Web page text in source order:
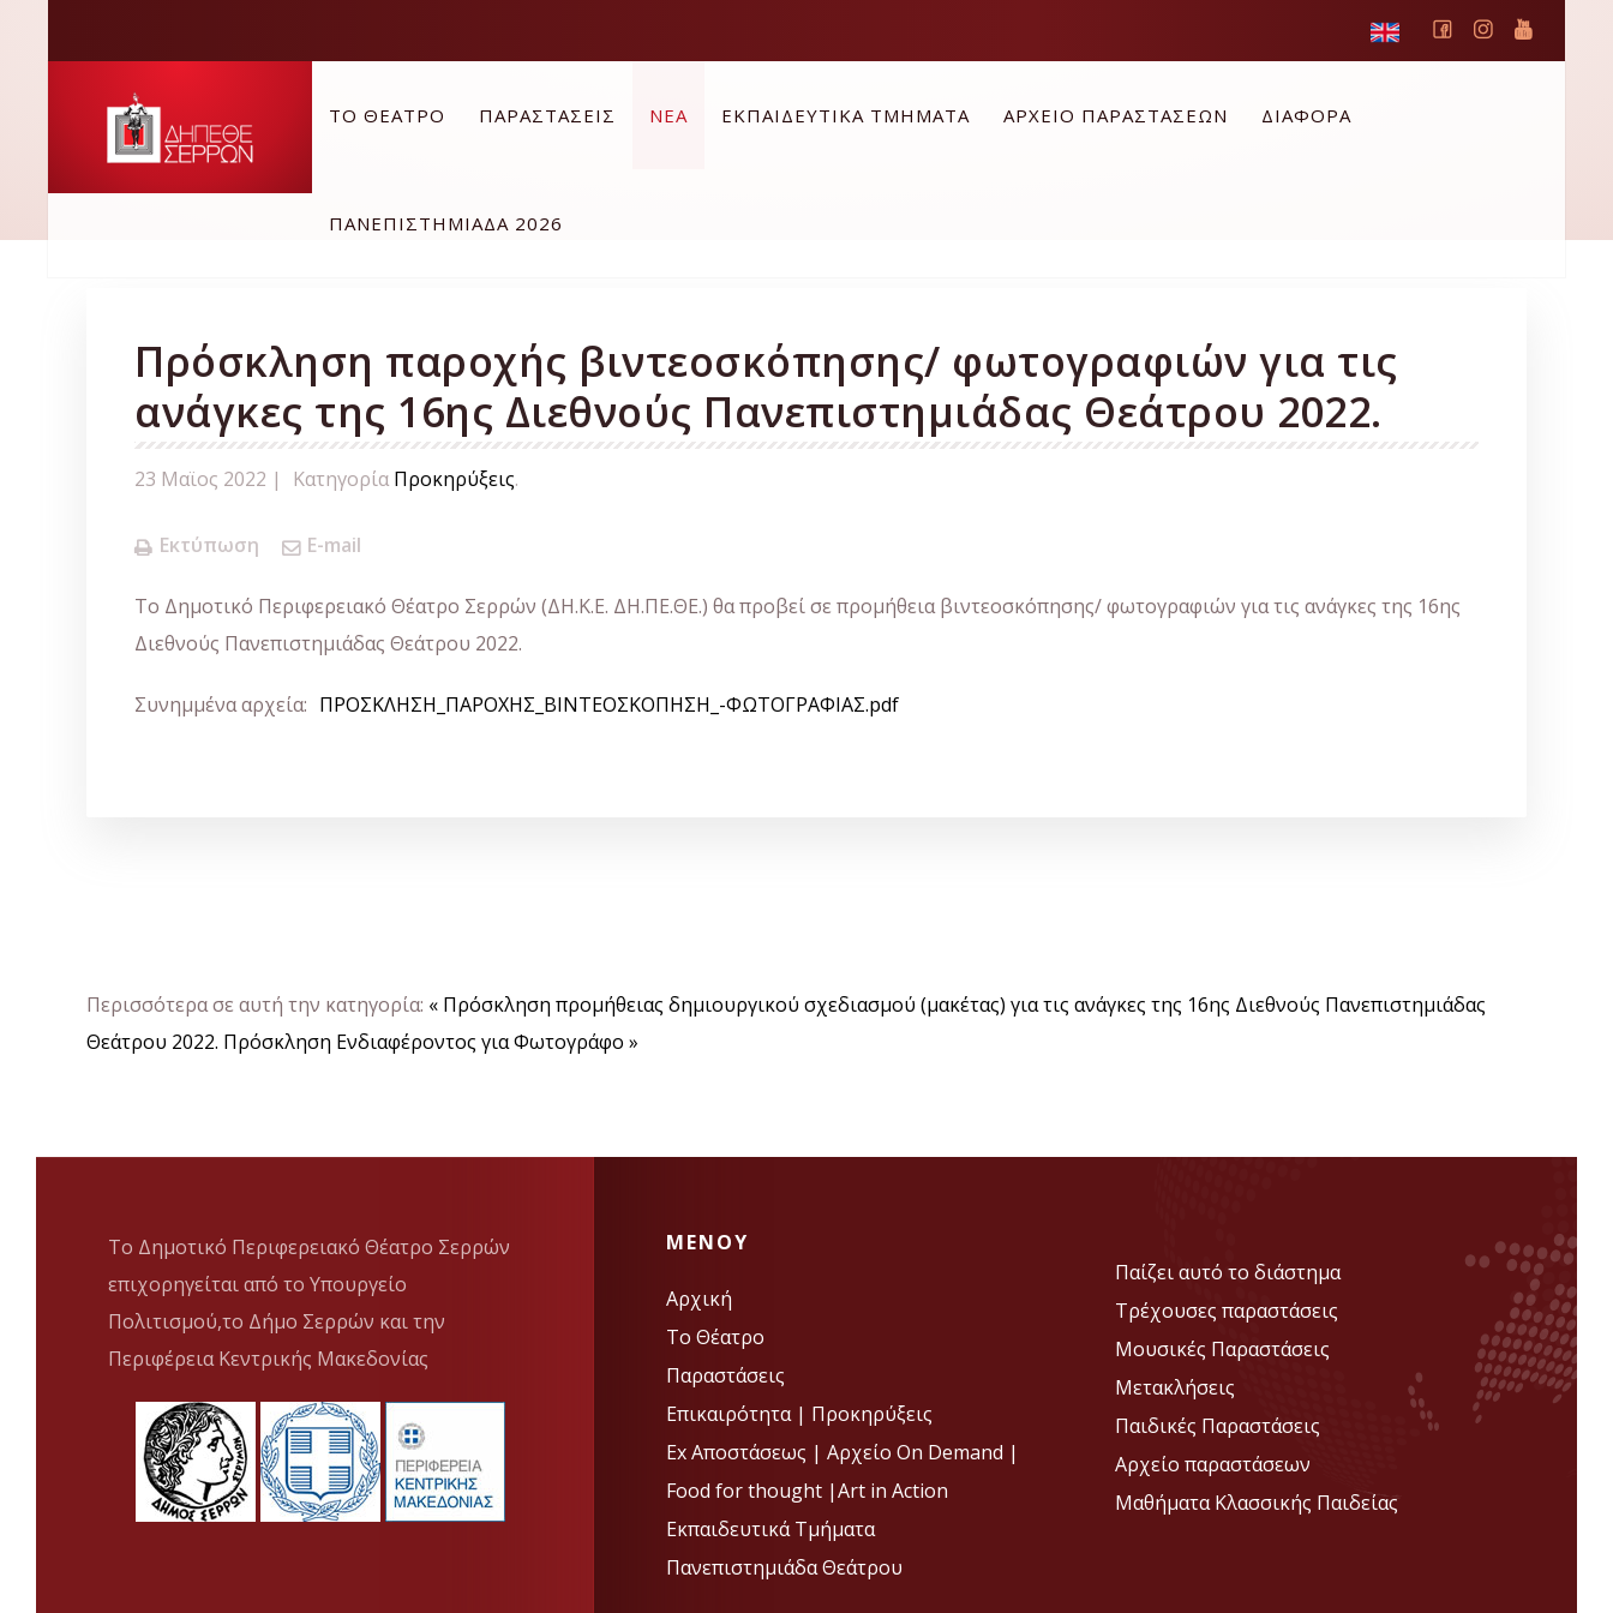
ΤΟ ΘΕΑΤΡΟ ΠΑΡΑΣΤΑΣΕΙΣ ΝΕΑ ΕΚΠΑΙΔΕΥΤΙΚΑ ΤΜΗΜΑΤΑ ΑΡΧΕΙΟ ΠΑΡΑΣΤΑΣΕΩΝ ΔΙΑΦΟΡΑ
ΠΑΝΕΠΙΣΤΗΜΙΑΔΑ 2026
Πρόσκληση παροχής βιντεοσκόπησης/ φωτογραφιών για τις
ανάγκες της 16ης Διεθνούς Πανεπιστημιάδας Θεάτρου 2022.
23 Μαϊος 2022 | Κατηγορία Προκηρύξεις.
Εκτύπωση E-mail
Το Δημοτικό Περιφερειακό Θέατρο Σερρών (ΔΗ.Κ.Ε. ΔΗ.ΠΕ.ΘΕ.) θα προβεί σε προμήθεια βιντεοσκόπησης/ φωτογραφιών για τις ανάγκες της 16ης
Διεθνούς Πανεπιστημιάδας Θεάτρου 2022.
Συνημμένα αρχεία: ΠΡΟΣΚΛΗΣΗ_ΠΑΡΟΧΗΣ_ΒΙΝΤΕΟΣΚΟΠΗΣΗ_-ΦΩΤΟΓΡΑΦΙΑΣ.pdf
Περισσότερα σε αυτή την κατηγορία: « Πρόσκληση προμήθειας δημιουργικού σχεδιασμού (μακέτας) για τις ανάγκες της 16ης Διεθνούς Πανεπιστημιάδας
Θεάτρου 2022. Πρόσκληση Ενδιαφέροντος για Φωτογράφο »
Το Δημοτικό Περιφερειακό Θέατρο Σερρών
επιχορηγείται από το Υπουργείο
Πολιτισμού,το Δήμο Σερρών και την
Περιφέρεια Κεντρικής Μακεδονίας
MENOY
Αρχική
Το Θέατρο
Παραστάσεις
Επικαιρότητα | Προκηρύξεις
Ex Αποστάσεως | Αρχείο On Demand |
Food for thought |Art in Action
Εκπαιδευτικά Τμήματα
Πανεπιστημιάδα Θεάτρου
Παίζει αυτό το διάστημα
Τρέχουσες παραστάσεις
Μουσικές Παραστάσεις
Μετακλήσεις
Παιδικές Παραστάσεις
Αρχείο παραστάσεων
Μαθήματα Κλασσικής Παιδείας